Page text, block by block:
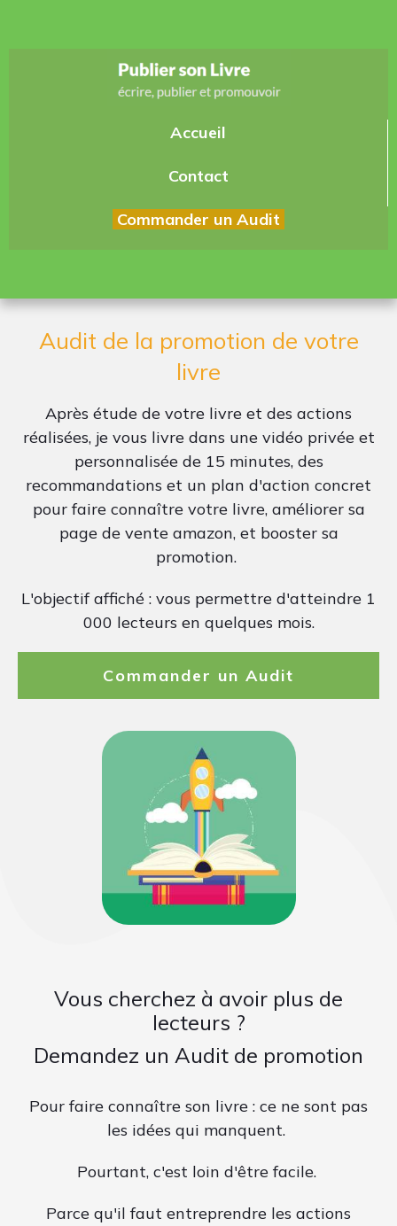
Accueil
Contact
Commander un Audit
Audit de la promotion de votre
livre
Après étude de votre livre et des actions
réalisées, je vous livre dans une vidéo privée et
personnalisée de 15 minutes, des
recommandations et un plan d'action concret
pour faire connaître votre livre, améliorer sa
page de vente amazon, et booster sa
promotion.
L'objectif affiché : vous permettre d'atteindre 1
000 lecteurs en quelques mois.
Commander un Audit
Vous cherchez à avoir plus de
lecteurs ?
Demandez un Audit de promotion
Pour faire connaître son livre : ce ne sont pas
les idées qui manquent.
Pourtant, c'est loin d'être facile.
Parce qu'il faut entreprendre les actions